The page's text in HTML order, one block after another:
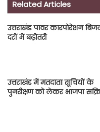
Related Articles
उत्तराखंड पावर कारपोरेशन
दरों में बढ़ोतरी
उत्तराखंड में मतदाता सूचियों के
पुनरीक्षण को लेकर भाजपा